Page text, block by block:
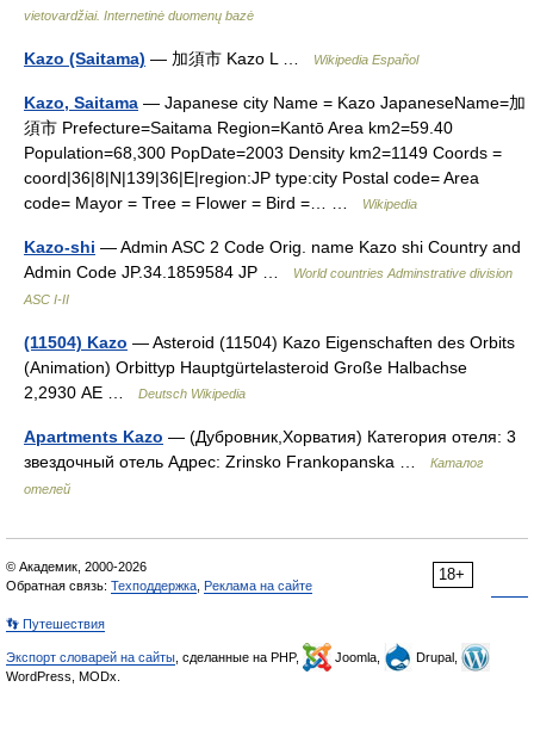
vietovardžiai. Internetinė duomenų bazė
Kazo (Saitama) — 加須市 Kazo L … Wikipedia Español
Kazo, Saitama — Japanese city Name = Kazo JapaneseName=加
須市 Prefecture=Saitama Region=Kantō Area km2=59.40
Population=68,300 PopDate=2003 Density km2=1149 Coords =
coord|36|8|N|139|36|E|region:JP type:city Postal code= Area
code= Mayor = Tree = Flower = Bird =… …
Wikipedia
Kazo-shi — Admin ASC 2 Code Orig. name Kazo shi Country and
Admin Code JP.34.1859584 JP …
World countries Adminstrative division
ASC I-II
(11504) Kazo — Asteroid (11504) Kazo Eigenschaften des Orbits
(Animation) Orbittyp Hauptgürtelasteroid Große Halbachse
2,2930 AE …
Deutsch Wikipedia
Apartments Kazo — (Дубровник,Хорватия) Категория отеля: 3
звездочный отель Адрес: Zrinsko Frankopanska …
Каталог
отелей
18+
© Академик, 2000-2026
Обратная связь: Техподдержка Реклама на сайте
👣 Путешествия
Экспорт словарей на сайты , сделанные на PHP, Joomla,
Drupal,
WordPress, MODx.